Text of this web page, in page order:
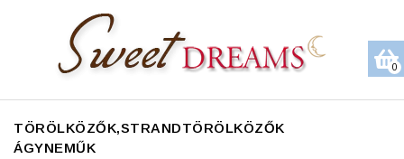
TÖRÖLKÖZŐK,STRANDTÖRÖLKÖZŐK
ÁGYNEMŰK
0